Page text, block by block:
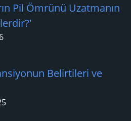
Pil Ömrünü Uzatmanın
Belirtileri ve